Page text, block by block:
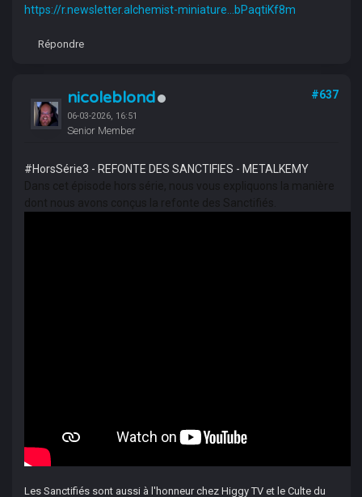
https://r.newsletter.alchemist-miniature...bPaqtiKf8m
Répondre
nicoleblond
06-03-2026, 16:51
Senior Member
#637
#HorsSérie3 - REFONTE DES SANCTIFIES - METALKEMY
Dans cet épisode hors série, nous vous expliquons la manière
dont nous avons conçus la refonte des Sanctifiés.
Les Sanctifiés sont aussi à l'honneur chez Higgy TV et le Culte du